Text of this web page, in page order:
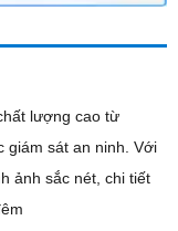
lượng cao từ
sát an ninh. Với
ảnh sắc nét, chi tiết